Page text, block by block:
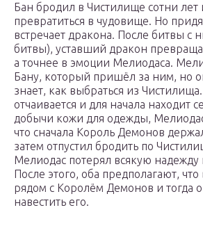
Бан бродил в Чистилище сотни лет
превратиться в чудовище. Но
встречает дракона. После битвы с
битвы), уставший дракон
а точнее в эмоции Мелиодаса.
Бану, который пришёл за ним, но
знает, как выбраться из
отчаивается и для начала находит
добычи кожи для одежды,
что сначала Король Демонов
затем отпустил бродить по
Мелиодас потерял всякую надежду
После этого, оба предполагают,
рядом с Королём Демонов и тогда
навестить его.